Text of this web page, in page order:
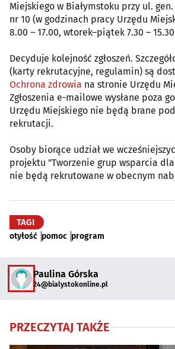
Miejskiego w Białymstoku przy ul.
nr 10 (w godzinach pracy Urzędu
8.00 – 17.00, wtorek–piątek 7.30 –
Decyduje kolejność zgłoszeń.
(karty rekrutacyjne, regulamin) są
Ochrona zdrowia na stronie Urzędu
Zgłoszenia e-mailowe wysłane poza
Urzędu Miejskiego nie będą brane
rekrutacji.
Osoby biorące udział we
projektu "Tworzenie grup wsparcia
nie będą rekrutowane w obecnym
TAGI
otyłość pomoc program
Paulina Górska
24@bialystokonline.pl
PRZECZYTAJ TAKŻE